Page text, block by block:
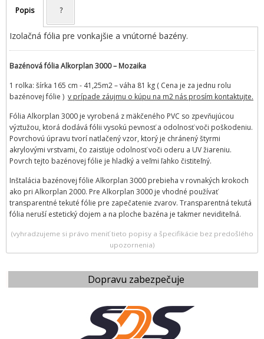
Dopravu zabezpečuje
Popis ?
Izolačná fólia pre vonkajšie a vnútorné bazény.
Bazénová fólia Alkorplan 3000 – Mozaika
1 rolka: šírka 165 cm - 41,25m2 – váha 81 kg ( Cena je za jednu rolu
bazénovej fólie ) v prípade záujmu o kúpu na m2 nás prosím kontaktujte.
Fólia Alkorplan 3000 je vyrobená z mäkčeného PVC so zpevňujúcou
výztužou, ktorá dodává fólii vysokú pevnosť a odolnosť voči poškodeniu.
Povrchovú úpravu tvorí natlačený vzor, ktorý je chránený štyrmi
akrylovými vrstvami, čo zaisťuje odolnosť voči oderu a UV žiareniu.
Povrch tejto bazénovej fólie je hladký a veľmi ľahko čistiteľný.
Inštalácia bazénovej fólie Alkorplan 3000 prebieha v rovnakých krokoch
ako pri Alkorplan 2000. Pre Alkorplan 3000 je vhodné používať
transparentné tekuté fólie pre zapečatenie zvarov. Transparentná tekutá
fólia neruší estetický dojem a na ploche bazéna je takmer neviditeľná.
(vyhradzujeme si právo meniť tieto popisy a špecifikácie bez predošlého
upozornenia)